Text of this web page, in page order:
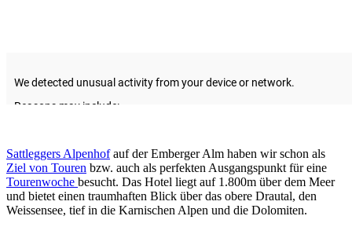
Sattleggers Alpenhofauf der Emberger Alm haben wir schon als
Ziel von Touren bzw. auch als perfekten Ausgangspunkt für eine
Tourenwoche besucht. Das Hotel liegt auf 1.800m über dem Meer
und bietet einen traumhaften Blick über das obere Drautal, den
Weissensee, tief in die Karnischen Alpen und die Dolomiten.